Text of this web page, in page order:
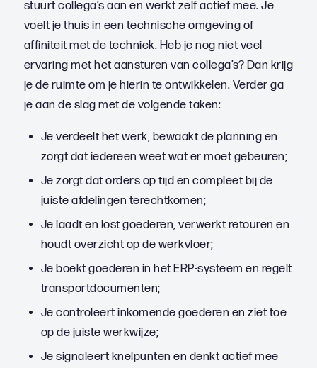
stuurt collega’s aan en werkt zelf actief mee. Je
voelt je thuis in een technische omgeving of
affiniteit met de techniek. Heb je nog niet veel
ervaring met het aansturen van collega’s? Dan krijg
je de ruimte om je hierin te ontwikkelen. Verder ga
je aan de slag met de volgende taken:
Je verdeelt het werk, bewaakt de planning en
zorgt dat iedereen weet wat er moet gebeuren;
Je zorgt dat orders op tijd en compleet bij de
juiste afdelingen terechtkomen;
Je laadt en lost goederen, verwerkt retouren en
houdt overzicht op de werkvloer;
Je boekt goederen in het ERP-systeem en regelt
transportdocumenten;
Je controleert inkomende goederen en ziet toe
op de juiste werkwijze;
Je signaleert knelpunten en denkt actief mee